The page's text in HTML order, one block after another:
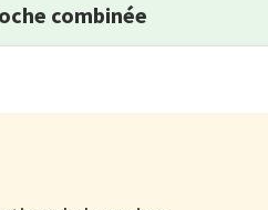
combinée